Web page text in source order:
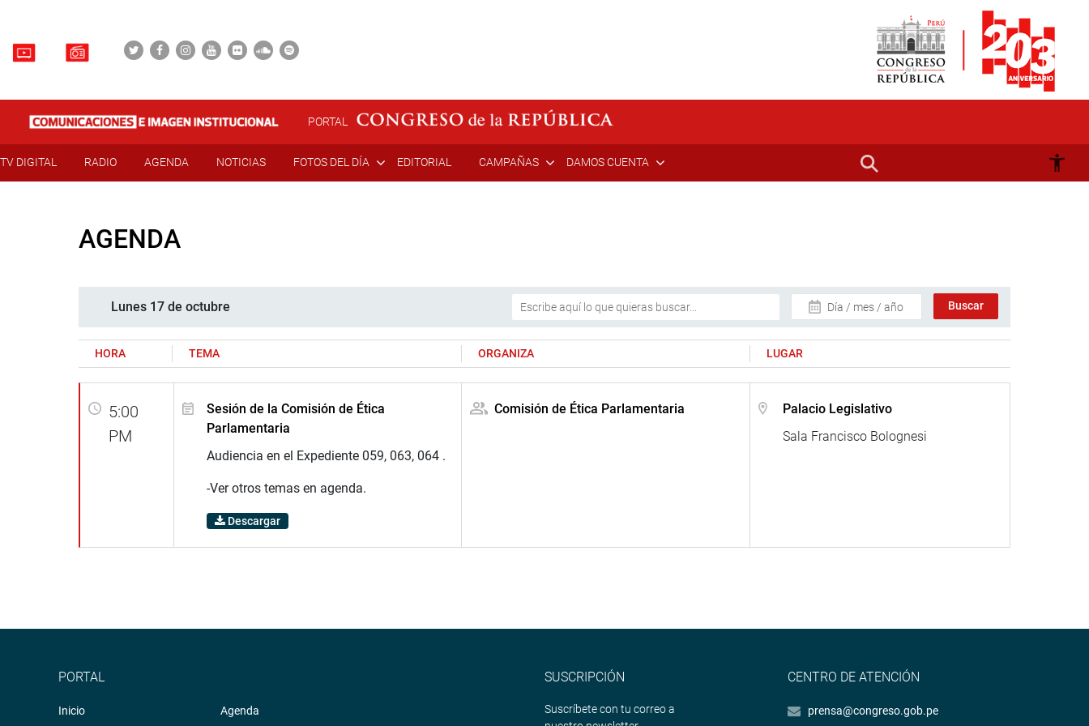
PORTAL
TV DIGITAL RADIO AGENDA NOTICIAS FOTOS DEL DÍA EDITORIAL CAMPAÑAS DAMOS CUENTA
AGENDA
Lunes 17 de octubre Día / mes / año
HORA TEMA ORGANIZA LUGAR
5:00
PM
Sesión de la Comisión de Ética
Parlamentaria
Audiencia en el Expediente 059, 063, 064 .
-Ver otros temas en agenda.
Descargar
Comisión de Ética Parlamentaria
Palacio Legislativo
Sala Francisco Bolognesi
PORTAL
Inicio Agenda
SUSCRIPCIÓN
Suscríbete con tu correo a
CENTRO DE ATENCIÓN
prensa@congreso.gob.pe